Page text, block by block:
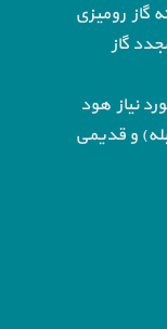
رومیزی
گاز
نیاز هود
و قدیمی